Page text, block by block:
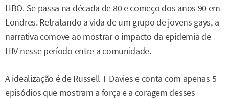
HBO. Se passa na década de 80 e começo dos anos 90 em
Londres. Retratando a vida de um grupo de jovens gays, a
narrativa comove ao mostrar o impacto da epidemia de
HIV nesse período entre a comunidade.
A idealização é de Russell T Davies e conta com apenas 5
episódios que mostram a força e a coragem desses